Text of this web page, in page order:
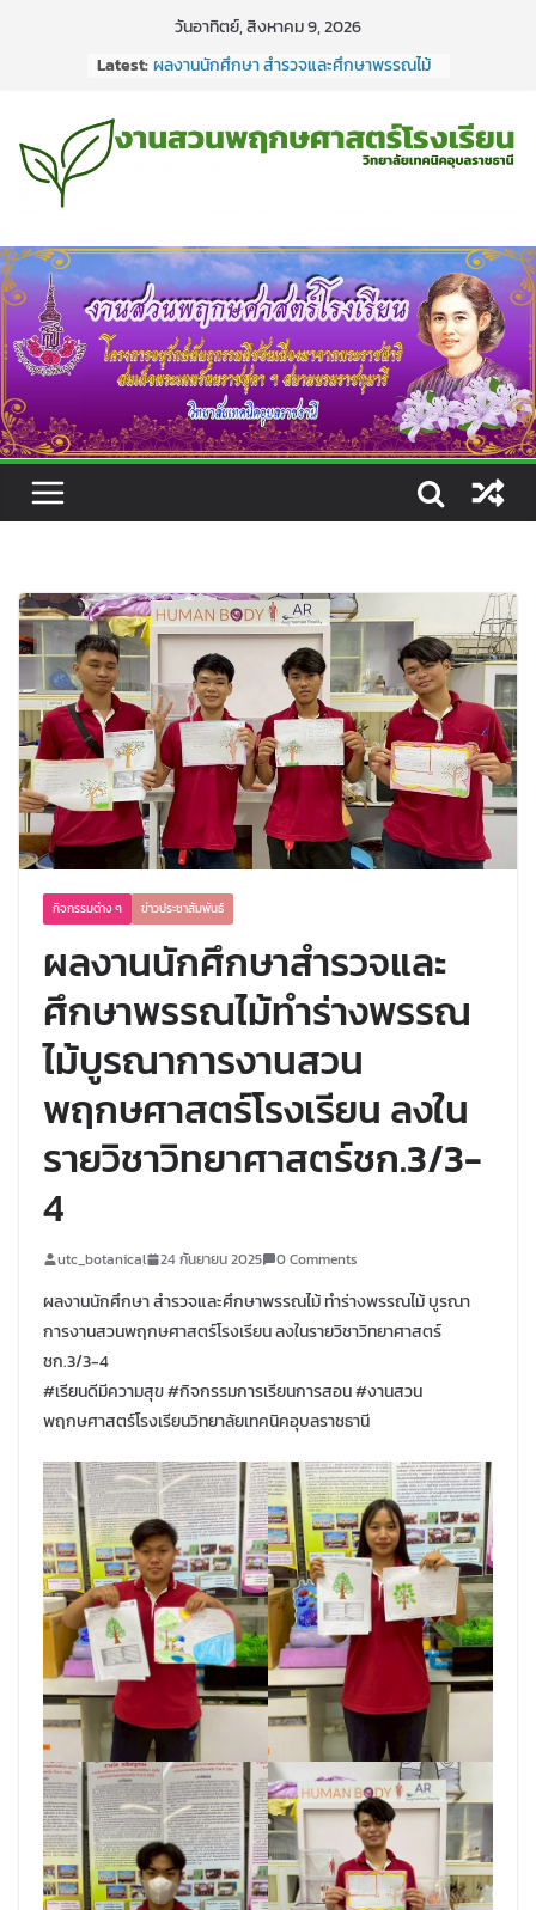
วันอาทิตย์, สิงหาคม 9, 2026
Latest: ผลงานนักศึกษา สำรวจและศึกษาพรรณไม้
วิทยาศาสตร์ ชธ.1/1 #เรียนดีมีความสุข
#กิจกรรมการเรียนการสอน #งานสวน
ทำร่างพรรณไม้ บูรณาการงานสวน
พฤกษศาสตร์โรงเรียน ลงในรายวิชา
วิทยาศาสตร์ ชก.3/1-2
ผลงานนักศึกษาสำรวจและศึกษาพรรณไม้
ทำร่างพรรณไม้บูรณาการงานสวน
พฤกษศาสตร์โรงเรียน ลงในรายวิชา
วิทยาศาสตร์ชก.3/3-4
ผลงานนักศึกษาสำรวจและศึกษาพรรณไม้
ทำร่างพรรณไม้บูรณาการงานสวน
พฤกษศาสตร์โรงเรียน ลงในรายวิชาวิทยา
ผลงานนักศึกษาสำรวจและศึกษาพรรณไม้
ศาสตร์ชธ.1/3-4
กิจกรรมต่าง ๆ ข่าวประชาสัมพันธ์
ผลงานนักศึกษาสำรวจและ
ศึกษาพรรณไม้ทำร่างพรรณ
ไม้บูรณาการงานสวน
พฤกษศาสตร์โรงเรียน ลงใน
รายวิชาวิทยาศาสตร์ชก.3/3-
4
utc_botanical 24 กันยายน 2025 0 Comments
ผลงานนักศึกษา สำรวจและศึกษาพรรณไม้ ทำร่างพรรณไม้ บูรณา
การงานสวนพฤกษศาสตร์โรงเรียน ลงในรายวิชาวิทยาศาสตร์
ชก.3/3-4
#เรียนดีมีความสุข #กิจกรรมการเรียนการสอน #งานสวน
พฤกษศาสตร์โรงเรียนวิทยาลัยเทคนิคอุบลราชธานี